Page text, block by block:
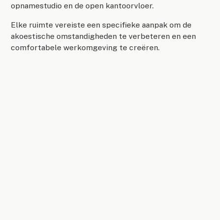
opnamestudio en de open kantoorvloer.
Elke ruimte vereiste een specifieke aanpak om de
akoestische omstandigheden te verbeteren en een
comfortabele werkomgeving te creëren.